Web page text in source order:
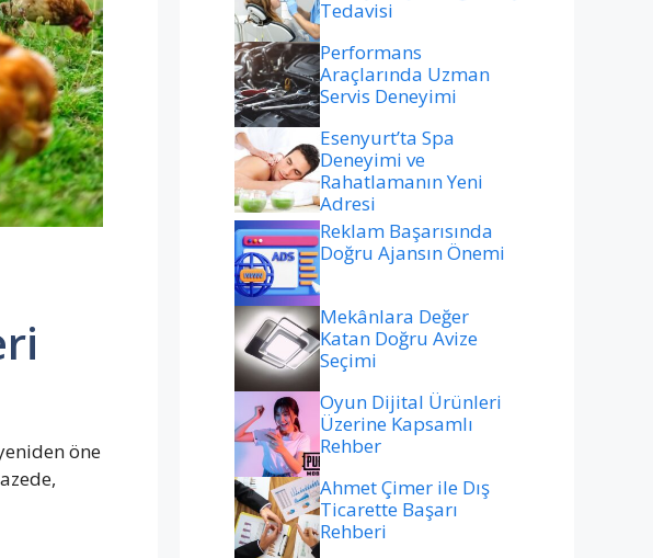
öne
Tedavisi
Performans
Araçlarında Uzman
Servis Deneyimi
Esenyurt’ta Spa
Deneyimi ve
Rahatlamanın Yeni
Adresi
Reklam Başarısında
Doğru Ajansın Önemi
Mekânlara Değer
Katan Doğru Avize
Seçimi
Oyun Dijital Ürünleri
Üzerine Kapsamlı
Rehber
Ahmet Çimer ile Dış
Ticarette Başarı
Rehberi